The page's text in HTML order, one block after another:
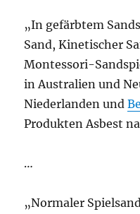
„In gefärbtem
Sand, Kinetischer
Montessori-
in Australien und
Niederlanden und
Produkten Asbest
…
„Normaler